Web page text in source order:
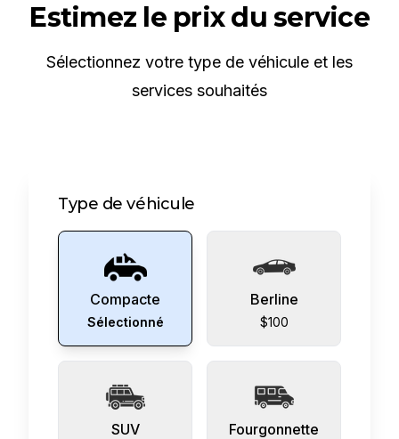
Estimez le prix du service
Sélectionnez votre type de véhicule et les
services souhaités
Type de véhicule
Compacte
Sélectionné
Berline
$100
SUV Fourgonnette